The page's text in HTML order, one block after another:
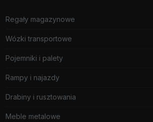
Regały magazynowe
Wózki transportowe
Pojemniki i palety
Rampy i najazdy
Drabiny i rusztowania
Meble metalowe